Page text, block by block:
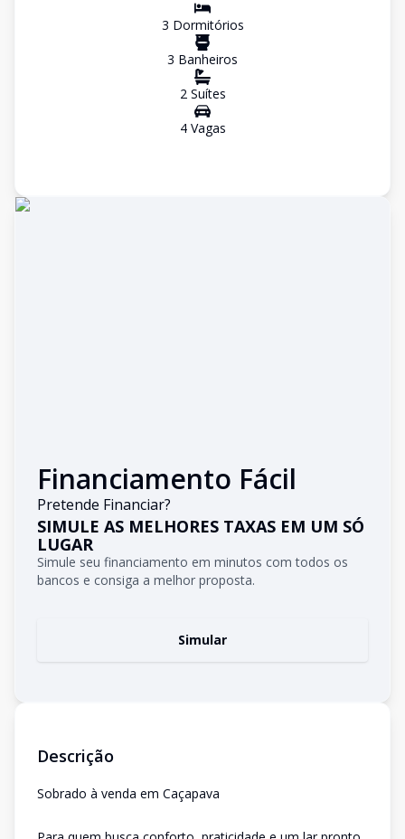
3 Dormitórios
3 Banheiros
2Suítes
4Vagas
Financiamento Fácil
Pretende Financiar?
SIMULE AS MELHORES TAXAS EM UM SÓ
LUGAR
Simule seu financiamento em minutos com todos os
bancos e consiga a melhor proposta.
Simular
Descrição
Sobrado à venda em Caçapava